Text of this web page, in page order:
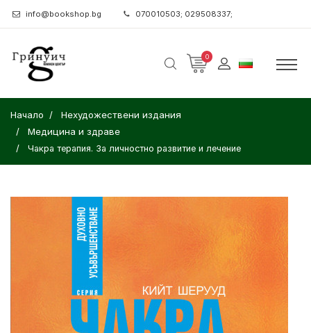
info@bookshop.bg 070010503; 029508337;
0
Начало
Нехудожествени издания
Медицина и здраве
Чакра терапия. За личностно развитие и лечение